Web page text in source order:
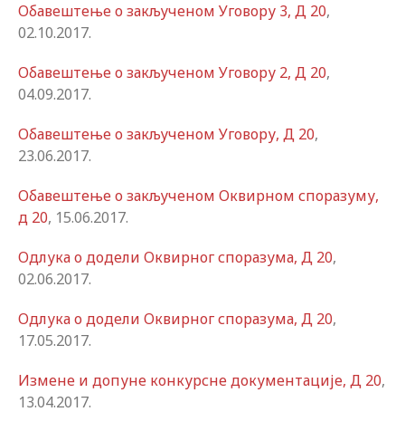
Обавештење о закљученом Уговору 3, Д 20,
02.10.2017.
Обавештење о закљученом Уговору 2, Д 20,
04.09.2017.
Обавештење о закљученом Уговору, Д 20,
23.06.2017.
Обавештење о закљученом Оквирном споразуму,
д 20, 15.06.2017.
Одлука о додели Оквирног споразума, Д 20,
02.06.2017.
Одлука о додели Оквирног споразума, Д 20,
17.05.2017.
Измене и допуне конкурсне документације, Д 20,
13.04.2017.